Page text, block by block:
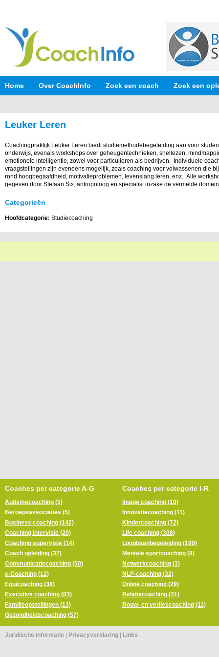
Home Over CoachInfo Zoek een coach Zoek een
Leuker Leren
Coachingpraktijk Leuker Leren biedt studiemethodebegeleiding aan voor
onderwijs, evenals workshops over geheugentechnieken, snellezen,
emotionele intelligentie, zowel voor particulieren als bedrijven. Individuele
vraagstellingen zijn eveneens mogelijk, zoals coaching voor volwassenen die
rond hoogbegaafdheid, motivatieproblemen, levenslang leren, enz. Alle
gegeven door Stefaan Six, antropoloog en specialist inzake de vermelde
Categorieën
Hoofdcategorie: Studiecoaching
Coaches per categorie A-G
Autismecoaching (5)
Beroepsassociaties (5)
Business coaching (142)
Coaching intervisie (20)
Coaching supervisie (14)
Coach opleiding (37)
Communicatiecoaching (50)
e-Coaching (12)
Equicoaching (38)
Executive coaching (83)
Familieopstellingen (13)
Gezondheidscoaching (57)
Coaches per categorie I-R
Image coaching (10)
Innovatiecoaching (11)
Kindercoaching (72)
Life coaching (308)
Loopbaanbegeleiding (199)
Mentale sportcoaching (8)
Netwerkcoaching (3)
NLP-coaching (32)
Online coaching (29)
Relatiecoaching (31)
Rouw- en verliescoaching (11)
Juridische informatie Privacyverklaring Links